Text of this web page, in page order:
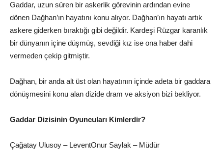
Gaddar, uzun süren bir askerlik görevinin ardından evine
dönen Dağhan’ın hayatını konu alıyor. Dağhan’ın hayatı artık
askere giderken bıraktığı gibi değildir. Kardeşi Rüzgar karanlık
bir dünyanın içine düşmüş, sevdiği kız ise ona haber dahi
vermeden çekip gitmiştir.
Dağhan, bir anda alt üst olan hayatının içinde adeta bir gaddara
dönüşmesini konu alan dizide dram ve aksiyon bizi bekliyor.
Gaddar Dizisinin Oyuncuları Kimlerdir?
Çağatay Ulusoy – LeventOnur Saylak – Müdür